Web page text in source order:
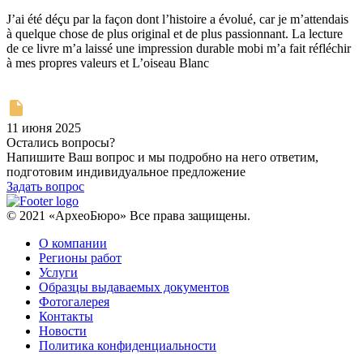
J’ai été déçu par la façon dont l’histoire a évolué, car je m’attendais
à quelque chose de plus original et de plus passionnant. La lecture
de ce livre m’a laissé une impression durable mobi m’a fait réfléchir
à mes propres valeurs et L’oiseau Blanc
11 июня 2025
Остались вопросы?
Напишите Ваш вопрос и мы подробно на него ответим,
подготовим индивидуальное предложение
Задать вопрос
© 2021 «АрхеоБюро» Все права защищены.
О компании
Регионы работ
Услуги
Образцы выдаваемых документов
Фотогалерея
Контакты
Новости
Политика конфиденциальности